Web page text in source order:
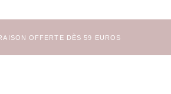
OFFERTE DÈS 59 EUROS